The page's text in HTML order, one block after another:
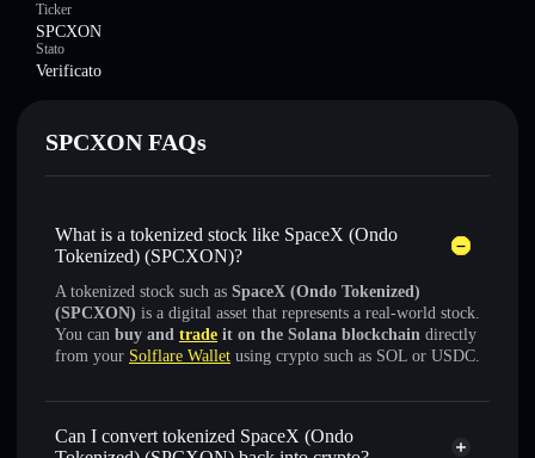
Ticker
SPCXON
Stato
Verificato
SPCXON FAQs
What is a tokenized stock like SpaceX (Ondo
Tokenized) (SPCXON)?
A tokenized stock such as SpaceX (Ondo Tokenized)
(SPCXON) is a digital asset that represents a real-world stock.
You can buy and trade it on the Solana blockchain directly
from your Solflare Wallet using crypto such as SOL or USDC.
Can I convert tokenized SpaceX (Ondo